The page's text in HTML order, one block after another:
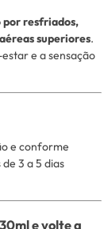
resfriados,
superiores.
e a sensação
e conforme
3 a 5 dias
e volte a